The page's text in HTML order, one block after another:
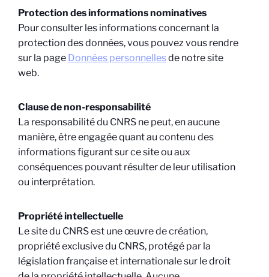
Protection des informations nominatives
Pour consulter les informations concernant la
protection des données, vous pouvez vous rendre
sur la page Données personnellesde notre site
web.
Clause de non-responsabilité
La responsabilité du CNRS ne peut, en aucune
manière, être engagée quant au contenu des
informations figurant sur ce site ou aux
conséquences pouvant résulter de leur utilisation
ou interprétation.
Propriété intellectuelle
Le site du CNRS est une œuvre de création,
propriété exclusive du CNRS, protégé par la
législation française et internationale sur le droit